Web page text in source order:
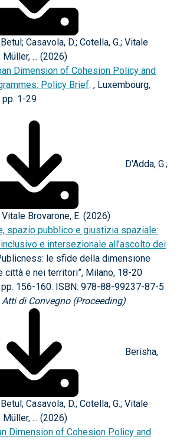
Casavola, D.; Cotella, G.; Vitale
Müller, ... (2026)
Dimension of Cohesion Policy and
Policy Brief. , Luxembourg,
pp. 1-29
D'Adda, G.;
Brovarone, E. (2026)
spazio pubblico e giustizia spaziale:
e intersezionale all’ascolto dei
le sfide della dimensione
città e nei territori”, Milano, 18-20
156-160. ISBN: 978-88-99237-87-5
di Convegno (Proceeding)
Berisha,
Casavola, D.; Cotella, G.; Vitale
Müller, ... (2026)
Dimension of Cohesion Policy and